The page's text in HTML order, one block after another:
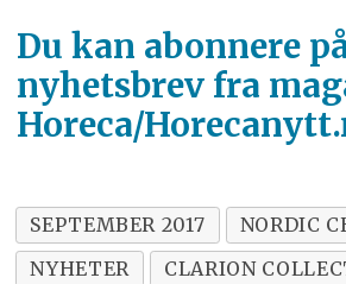
Du kan abonnere
nyhetsbrev fra
Horeca/
SEPTEMBER 2017
NORDIC
NYHETER
CLARION